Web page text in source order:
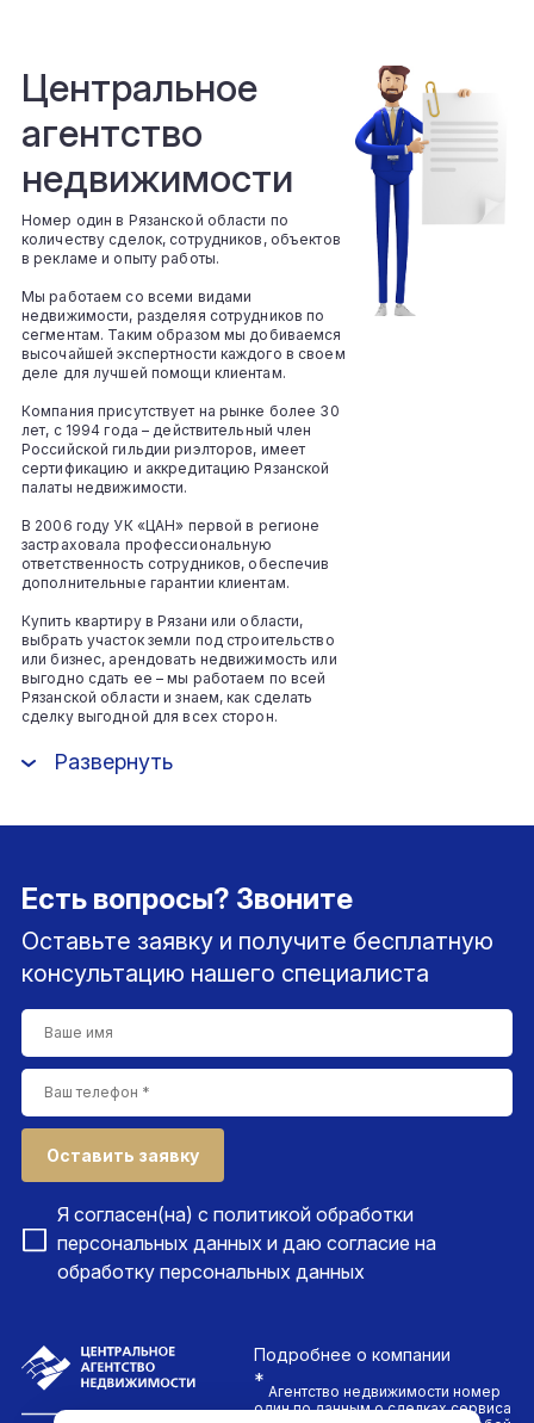
Центральное
агентство
недвижимости
Номер один в Рязанской области по
количеству сделок, сотрудников, объектов
в рекламе и опыту работы.
Мы работаем со всеми видами
недвижимости, разделяя сотрудников по
сегментам. Таким образом мы добиваемся
высочайшей экспертности каждого в своем
деле для лучшей помощи клиентам.
Компания присутствует на рынке более 30
лет, с 1994 года – действительный член
Российской гильдии риэлторов, имеет
сертификацию и аккредитацию Рязанской
палаты недвижимости.
В 2006 году УК «ЦАН» первой в регионе
застраховала профессиональную
ответственность сотрудников, обеспечив
дополнительные гарантии клиентам.
Купить квартиру в Рязани или области,
выбрать участок земли под строительство
или бизнес, арендовать недвижимость или
выгодно сдать ее – мы работаем по всей
Рязанской области и знаем, как сделать
сделку выгодной для всех сторон.
Развернуть
Есть вопросы? Звоните
Оставьте заявку и получите бесплатную
консультацию нашего специалиста
Оставить заявку
Я согласен(на) с политикой обработки
персональных данных и даю согласие на
обработку персональных данных
Подробнее о компании
* Агентство недвижимости номер
один по данным о сделках сервиса